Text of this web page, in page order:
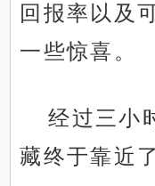
回报率以及
一些惊喜。
经过三小
藏终于靠近